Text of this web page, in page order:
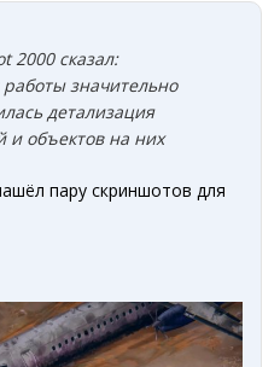
2000 сказал:
работы значительно
детализация
и объектов на них
пару скриншотов для